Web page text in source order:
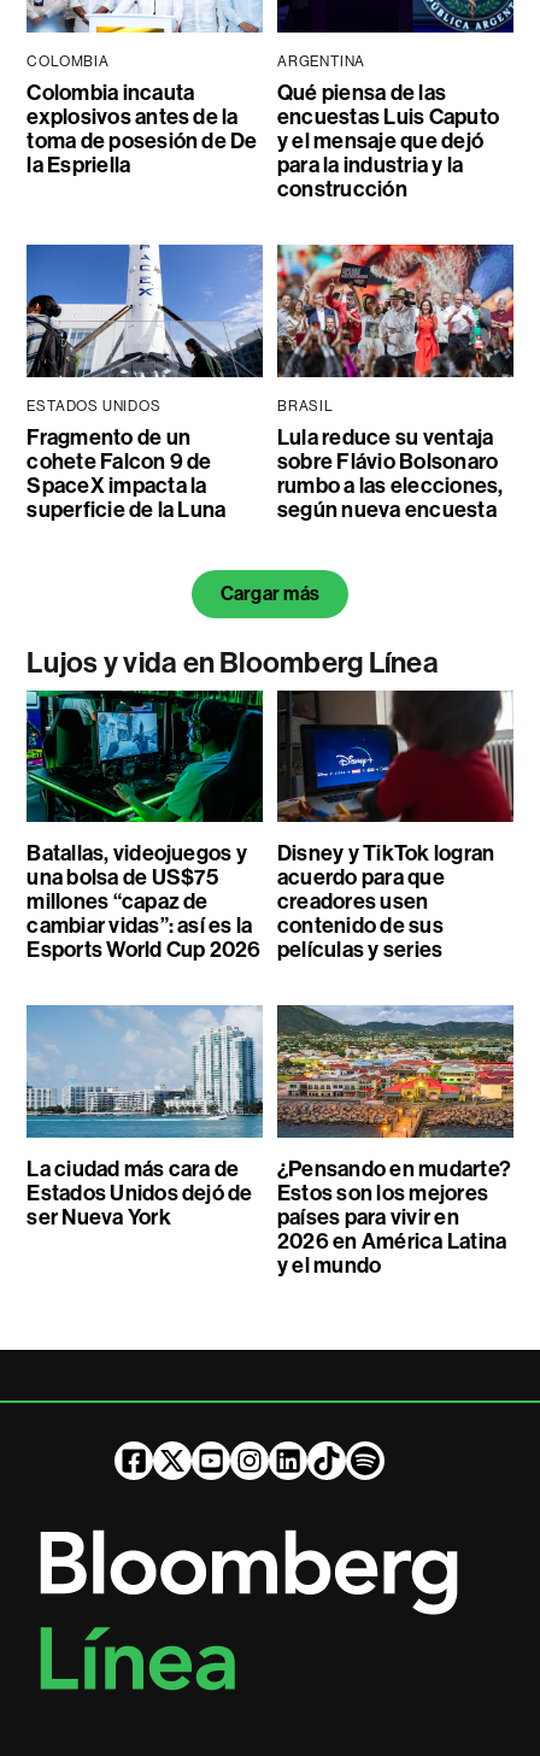
COLOMBIA
Colombia incauta
explosivos antes de la
toma de posesión de De
la Espriella
ARGENTINA
Qué piensa de las
encuestas Luis Caputo
y el mensaje que dejó
para la industria y la
construcción
ESTADOS UNIDOS
Fragmento de un
cohete Falcon 9 de
SpaceX impacta la
superficie de la Luna
BRASIL
Lula reduce su ventaja
sobre Flávio Bolsonaro
rumbo a las elecciones,
según nueva encuesta
Cargar más
Lujos y vida en Bloomberg Línea
Batallas, videojuegos y
una bolsa de US$75
millones “capaz de
cambiar vidas”: así es la
Esports World Cup 2026
Disney y TikTok logran
acuerdo para que
creadores usen
contenido de sus
películas y series
La ciudad más cara de
Estados Unidos dejó de
ser Nueva York
¿Pensando en mudarte?
Estos son los mejores
países para vivir en
2026 en América Latina
y el mundo